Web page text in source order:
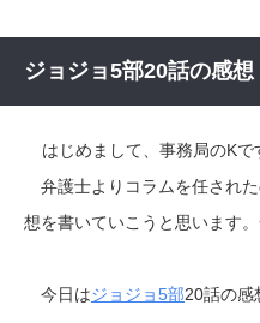
ジョジョ5部20話の感想
はじめまして、事務局のKで
弁護士よりコラムを任された
想を書いていこうと思います。
今日はジョジョ5部20話の感